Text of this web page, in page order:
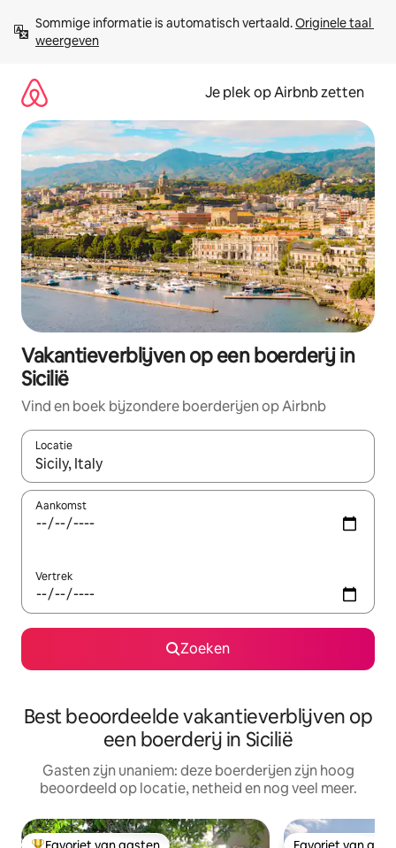
direct
naar
Sommige informatie is automatisch vertaald. Originele taal
weergeven
Je plek op Airbnb zetten
Vakantieverblijven op een boerderij in
Sicilië
Vind en boek bijzondere boerderijen op Airbnb
Locatie
Wanneer er resultaten beschikbaar zijn, maak je een keuze
Aankomst
Vertrek
Zoeken
Best beoordeelde vakantieverblijven op
een boerderij in Sicilië
Gasten zijn unaniem: deze boerderijen zijn hoog
beoordeeld op locatie, netheid en nog veel meer.